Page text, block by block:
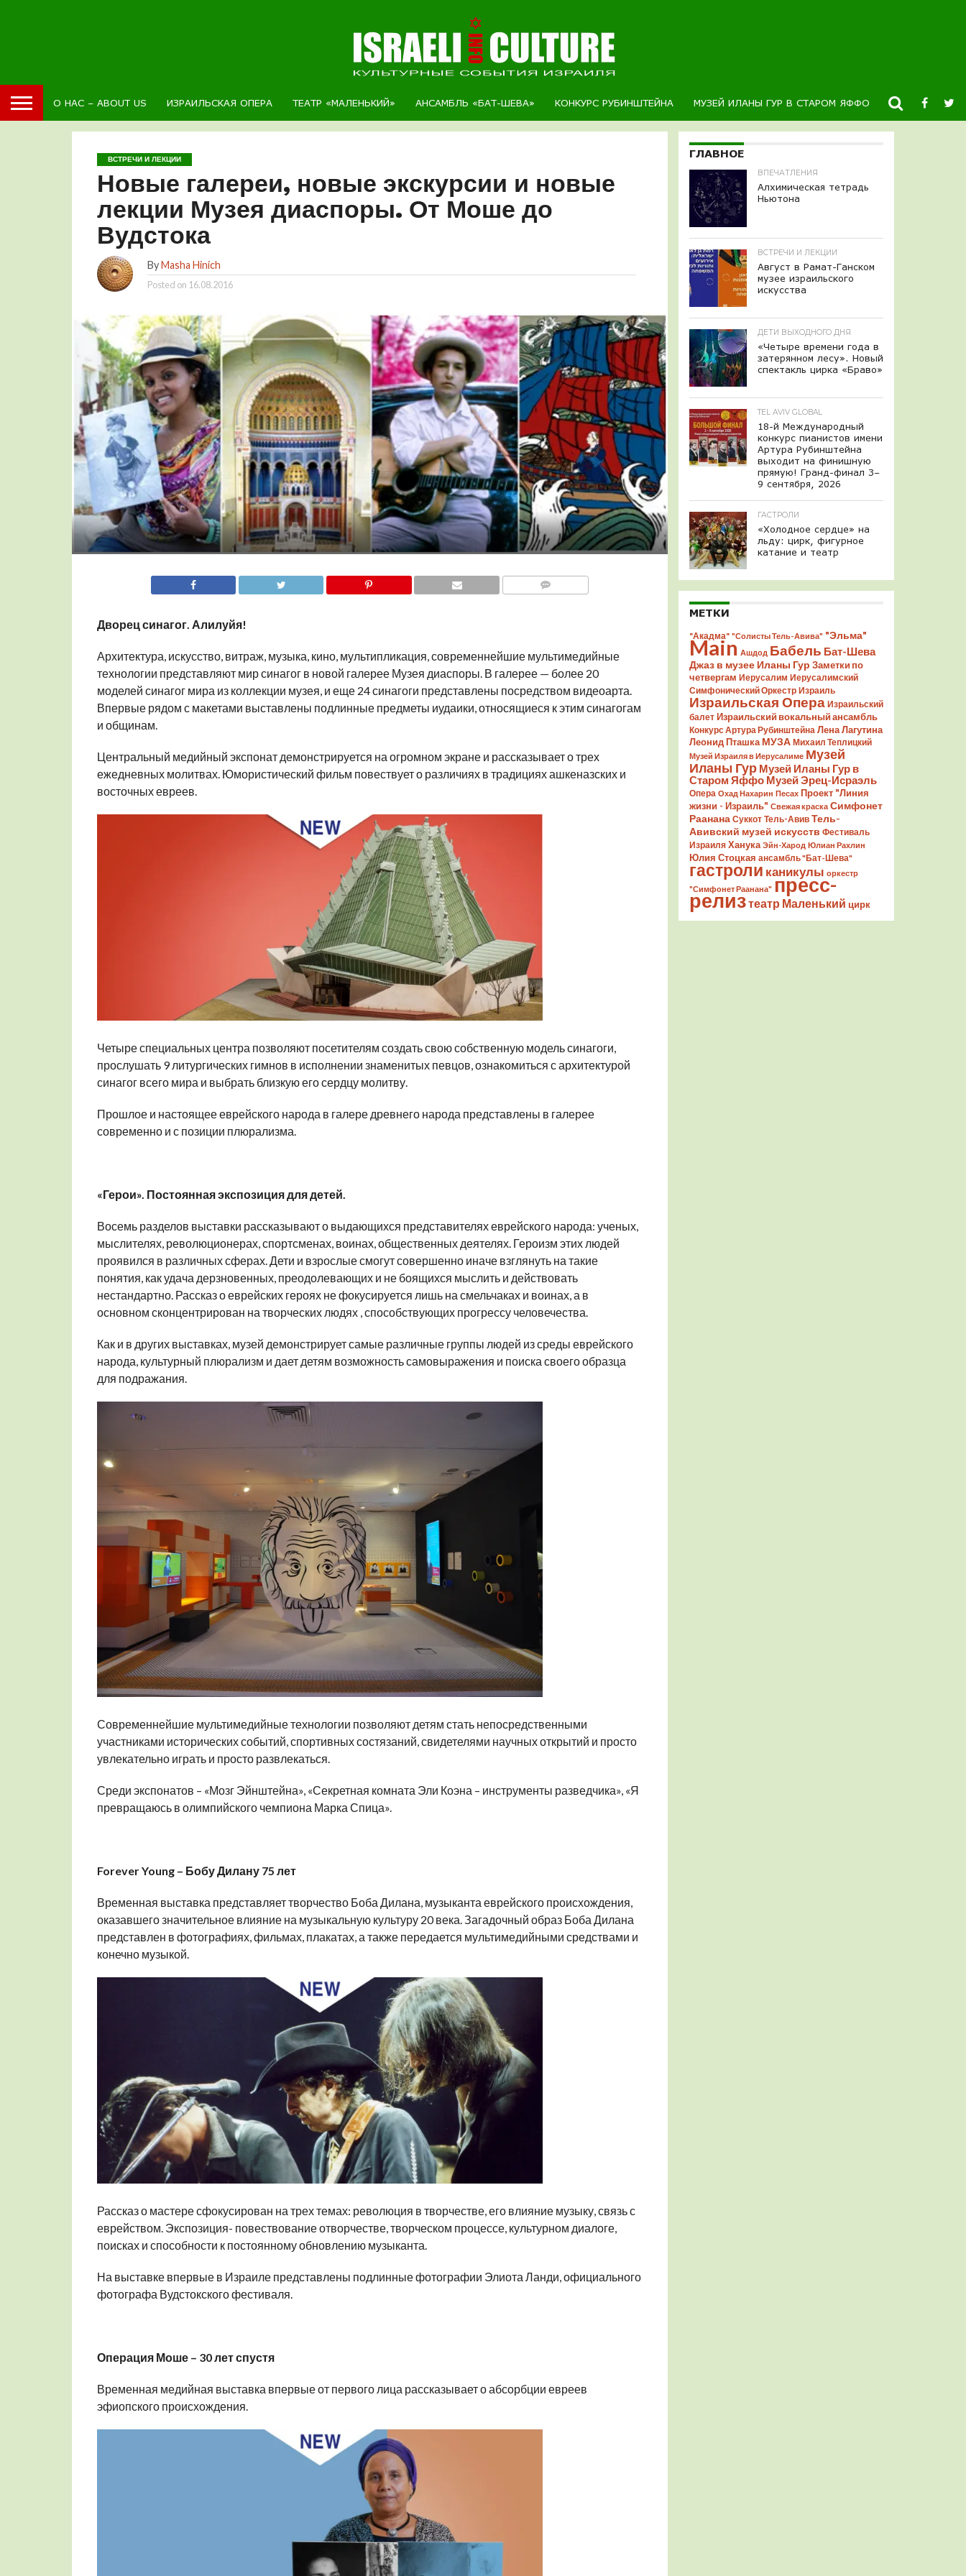
О НАС – ABOUT US ИЗРАИЛЬСКАЯ ОПЕРА ТЕАТР «МАЛЕНЬКИЙ» АНСАМБЛЬ «БАТ-ШЕВА» КОНКУРС РУБИНШТЕЙНА МУЗЕЙ ИЛАНЫ ГУР В СТАРОМ ЯФФО НОВОСТИ
ВСТРЕЧИ И ЛЕКЦИИ
Новые галереи, новые экскурсии и новые
лекции Музея диаспоры. От Моше до
Вудстока
ByMasha Hinich
Posted on 16.08.2016
Дворец синагог. Алилуйя!
Архитектура, искусство, витраж, музыка, кино, мультипликация, современнейшие мультимедийные
технологии представляют мир синагог в новой галерее Музея диаспоры. В галерее — более 20
моделей синагог мира из коллекции музея, и еще 24 синагоги представлены посредством видеоарта.
Впервые рядом с макетами выставлены подлинные предметы иудаики, относящиеся к этим синагогам
и общинам.
Центральный медийный экспонат демонстрируется на огромном экране и рассказывает о трех
ежедневных молитвах. Юмористический фильм повествует о различиях в традициях ашкеназских и
восточных евреев.
Четыре специальных центра позволяют посетителям создать свою собственную модель синагоги,
прослушать 9 литургических гимнов в исполнении знаменитых певцов, ознакомиться с архитектурой
синагог всего мира и выбрать близкую его сердцу молитву.
Прошлое и настоящее еврейского народа в галере древнего народа представлены в галерее
современно и с позиции плюрализма.
«Герои». Постоянная экспозиция для детей.
Восемь разделов выставки рассказывают о выдающихся представителях еврейского народа: ученых,
мыслителях, революционерах, спортсменах, воинах, общественных деятелях. Героизм этих людей
проявился в различных сферах. Дети и взрослые смогут совершенно иначе взглянуть на такие
понятия, как удача дерзновенных, преодолевающих и не боящихся мыслить и действовать
нестандартно. Рассказ о еврейских героях не фокусируется лишь на смельчаках и воинах, а в
основном сконцентрирован на творческих людях , способствующих прогрессу человечества.
Как и в других выставках, музей демонстрирует самые различные группы людей из среды еврейского
народа, культурный плюрализм и дает детям возможность самовыражения и поиска своего образца
для подражания.
Современнейшие мультимедийные технологии позволяют детям стать непосредственными
участниками исторических событий, спортивных состязаний, свидетелями научных открытий и просто
увлекательно играть и просто развлекаться.
Среди экспонатов – «Мозг Эйнштейна», «Секретная комната Эли Коэна – инструменты разведчика», «Я
превращаюсь в олимпийского чемпиона Марка Спица».
ForeverYoung– Бобу Дилану 75 лет
Временная выставка представляет творчество Боба Дилана, музыканта еврейского происхождения,
оказавшего значительное влияние на музыкальную культуру 20 века. Загадочный образ Боба Дилана
представлен в фотографиях, фильмах, плакатах, а также передается мультимедийными средствами и
конечно музыкой.
Рассказ о мастере сфокусирован на трех темах: революция в творчестве, его влияние музыку, связь с
еврейством. Экспозиция- повествование отворчестве, творческом процессе, культурном диалоге,
поисках и способности к постоянному обновлению музыканта.
На выставке впервые в Израиле представлены подлинные фотографии Элиота Ланди, официального
фотографа Вудстокского фестиваля.
Операция Моше – 30 лет спустя
Временная медийная выставка впервые от первого лица рассказывает о абсорбции евреев
эфиопского происхождения.
ГЛАВНОЕ
ВПЕЧАТЛЕНИЯ
Алхимическая тетрадь
Ньютона
ВСТРЕЧИ И ЛЕКЦИИ
Август в Рамат-Ганском
музее израильского
искусства
ДЕТИ ВЫХОДНОГО ДНЯ
«Четыре времени года в
затерянном лесу». Новый
спектакль цирка «Браво»
TEL AVIV GLOBAL
18-й Международный
конкурс пианистов имени
Артура Рубинштейна
выходит на финишную
прямую! Гранд-финал 3–
9 сентября, 2026
ГАСТРОЛИ
«Холодное сердце» на
льду: цирк, фигурное
катание и театр
МЕТКИ
"Акадма" "Солисты Тель-Авива" "Эльма"
Main Ашдод Бабель Бат-Шева
Джаз в музее Иланы Гур Заметки по
четвергам Иерусалим Иерусалимский
Симфонический Оркестр Израиль
Израильская Опера Израильский
балет Израильский вокальный ансамбль
Конкурс Артура Рубинштейна Лена Лагутина
Леонид Пташка МУЗА Михаил Теплицкий
Музей Израиля в Иерусалиме Музей
Иланы Гур Музей Иланы Гур в
Старом Яффо Музей Эрец-Исраэль
Опера Охад Нахарин Песах Проект "Линия
жизни - Израиль" Свежая краска Симфонет
Раанана Суккот Тель-Авив Тель-
Авивский музей искусств Фестиваль
Израиля Ханука Эйн-Харод Юлиан Рахлин
Юлия Стоцкая ансамбль "Бат-Шева"
гастроли каникулы оркестр
"Симфонет Раанана" пресс-
релизтеатр Маленький цирк